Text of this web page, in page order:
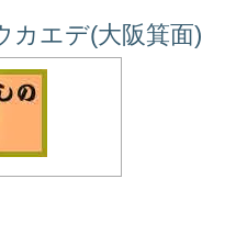
カエデ(大阪箕面)